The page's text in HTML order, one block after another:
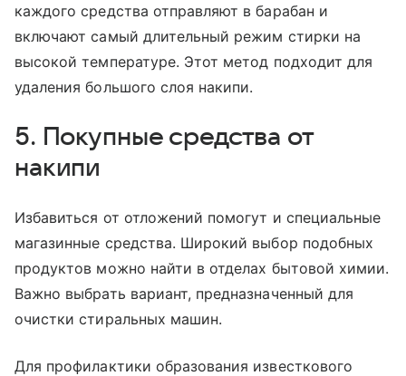
каждого средства отправляют в барабан и
включают самый длительный режим стирки на
высокой температуре. Этот метод подходит для
удаления большого слоя накипи.
5. Покупные средства от
накипи
Избавиться от отложений помогут и специальные
магазинные средства. Широкий выбор подобных
продуктов можно найти в отделах бытовой химии.
Важно выбрать вариант, предназначенный для
очистки стиральных машин.
Для профилактики образования известкового